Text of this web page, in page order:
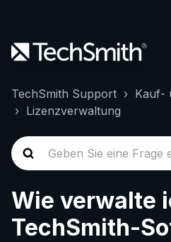
TechSmith Support
Kauf-
Lizenzverwaltung
Wie verwalte
TechSmith-